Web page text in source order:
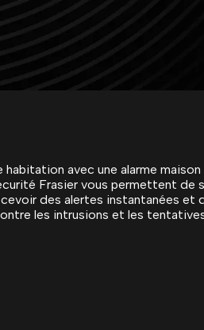
avec une alarme
Frasier vous permettent de
des alertes instantanées et
les intrusions et les